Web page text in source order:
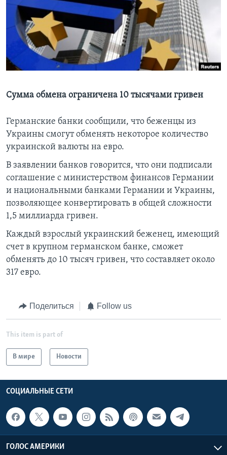
Learning English
СОЦИАЛЬНЫЕ СЕТИ
Языки
Сумма обмена ограничена 10 тысячами гривен
Германские банки сообщили, что беженцы из
Украины смогут обменять некоторое количество
украинской валюты на евро.
В заявлении банков говорится, что они подписали
соглашение с министерством финансов Германии
и национальными банками Германии и Украины,
позволяющее конвертировать в общей сложности
1,5 миллиарда гривен.
Каждый взрослый украинский беженец, имеющий
счет в крупном германском банке, сможет
обменять до 10 тысяч гривен, что составляет около
317 евро.
Поделиться Follow us
This item is part of
В мире Новости
СОЦИАЛЬНЫЕ СЕТИ
ГОЛОС АМЕРИКИ